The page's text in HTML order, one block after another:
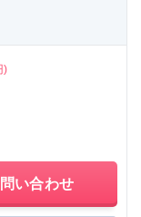
)
い合わせ